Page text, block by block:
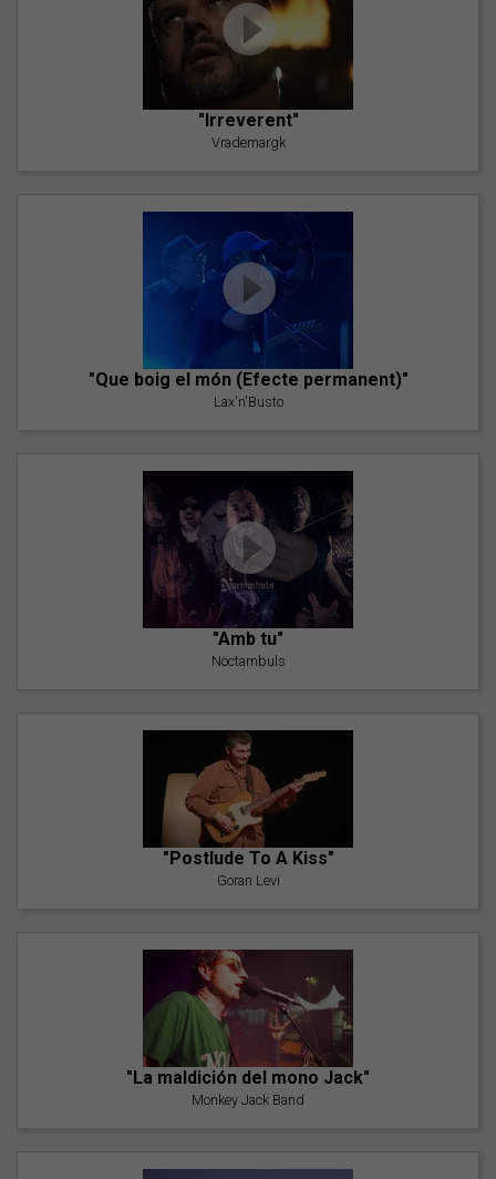
"Irreverent"
Vrademargk
"Que boig el món (Efecte permanent)"
Lax'n'Busto
"Amb tu"
Nöctambuls
"Postlude To A Kiss"
Goran Levi
"La maldición del mono Jack"
Monkey Jack Band